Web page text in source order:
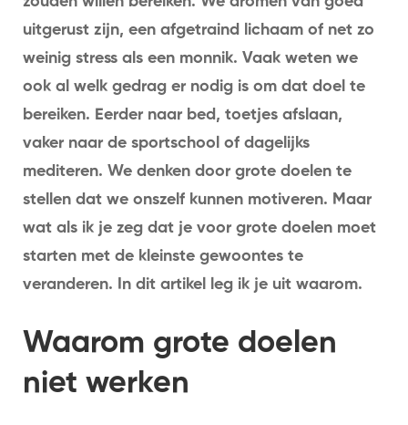
uitgerust zijn, een afgetraind lichaam of net zo
weinig stress als een monnik. Vaak weten we
ook al welk gedrag er nodig is om dat doel te
bereiken. Eerder naar bed, toetjes afslaan,
vaker naar de sportschool of dagelijks
mediteren. We denken door grote doelen te
stellen dat we onszelf kunnen motiveren. Maar
wat als ik je zeg dat je voor grote doelen moet
starten met de kleinste gewoontes te
veranderen. In dit artikel leg ik je uit waarom.
Waarom grote doelen
niet werken